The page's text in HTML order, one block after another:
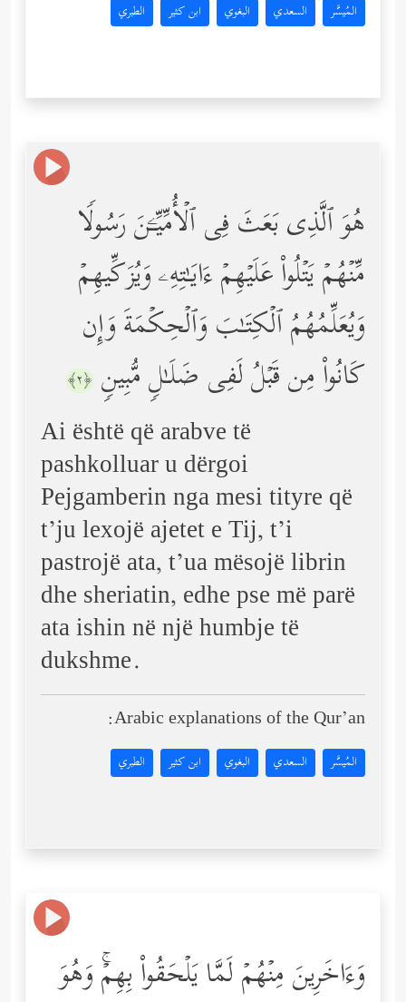
المُيسَّر السعدي البغوي ابن كثير الطبري
هُوَ ٱلَّذِی بَعَثَ فِی ٱلۡأُمِّیِّـۧنَ رَسُولࣰا
مِّنۡهُمۡ یَتۡلُواْ عَلَیۡهِمۡ ءَایَـٰتِهِۦ وَیُزَكِّیهِمۡ
وَیُعَلِّمُهُمُ ٱلۡكِتَـٰبَ وَٱلۡحِكۡمَةَ وَإِن
كَانُواْ مِن قَبۡلُ لَفِی ضَلَـٰلࣲ مُّبِینࣲ ﴿٢﴾
Ai është që arabve të
pashkolluar u dërgoi
Pejgamberin nga mesi tityre që
t’ju lexojë ajetet e Tij, t’i
pastrojë ata, t’ua mësojë librin
dhe sheriatin, edhe pse më parë
ata ishin në një humbje të
dukshme.
Arabic explanations of the Qur’an:
المُيسَّر السعدي البغوي ابن كثير الطبري
وَءَاخَرِینَ مِنۡهُمۡ لَمَّا یَلۡحَقُواْ بِهِمۡۚ وَهُوَ